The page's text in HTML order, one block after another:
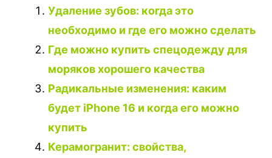
Удаление зубов: когда это
необходимо и где его можно сделать
Где можно купить спецодежду для
моряков хорошего качества
Радикальные изменения: каким
будет iPhone 16 и когда его можно
купить
Керамогранит: свойства,